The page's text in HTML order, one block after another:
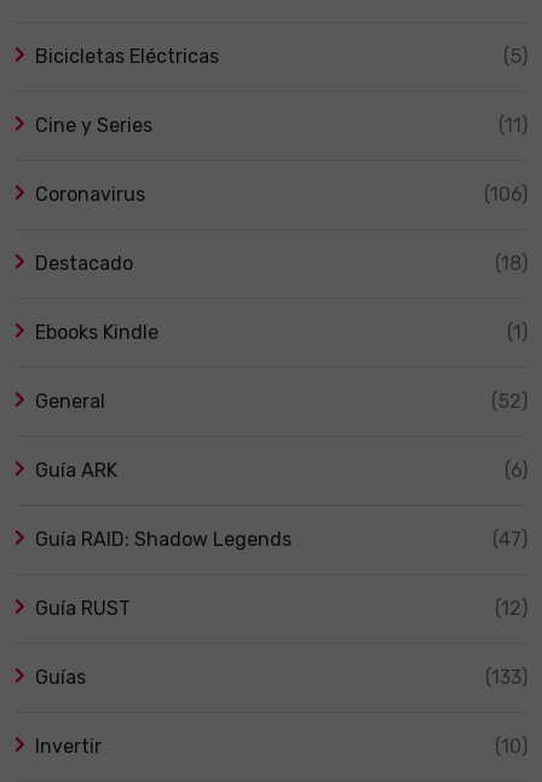
Bicicletas Eléctricas (5)
Cine y Series (11)
Coronavirus (106)
Destacado (18)
Ebooks Kindle (1)
General (52)
Guía ARK (6)
Guía RAID: Shadow Legends (47)
Guía RUST (12)
Guías (133)
Invertir (10)